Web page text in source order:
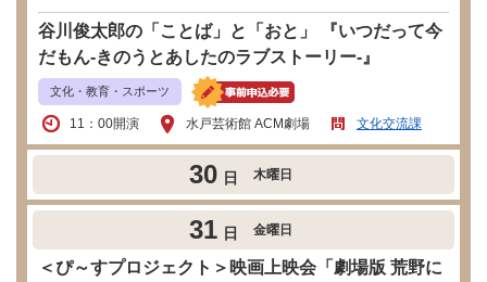
谷川俊太郎の「ことば」と「おと」 『いつだって今
だもん-きのうとあしたのラブストーリー-』
文化・教育・スポーツ
11：00開演 水戸芸術館 ACM劇場 文化交流課
30 日 木曜日
31 日 金曜日
＜ぴ～すプロジェクト＞映画上映会「劇場版 荒野に